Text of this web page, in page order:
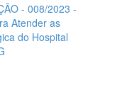
- 008/2023 -
Atender as
do Hospital